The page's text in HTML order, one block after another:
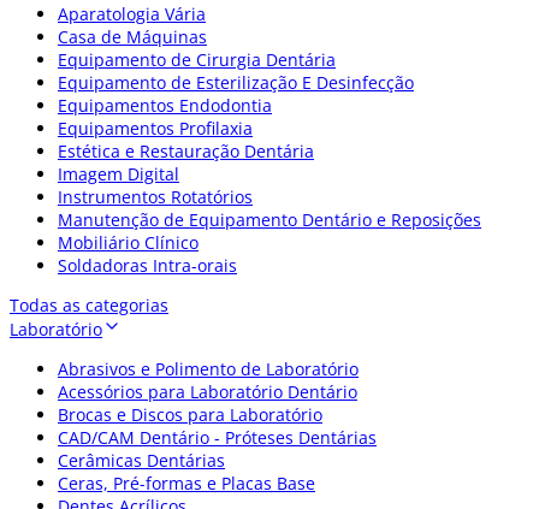
Aparatologia Vária
Casa de Máquinas
Equipamento de Cirurgia Dentária
Equipamento de Esterilização E Desinfecção
Equipamentos Endodontia
Equipamentos Profilaxia
Estética e Restauração Dentária
Imagem Digital
Instrumentos Rotatórios
Manutenção de Equipamento Dentário e Reposições
Mobiliário Clínico
Soldadoras Intra-orais
Todas as categorias
Laboratório
Abrasivos e Polimento de Laboratório
Acessórios para Laboratório Dentário
Brocas e Discos para Laboratório
CAD/CAM Dentário - Próteses Dentárias
Cerâmicas Dentárias
Ceras, Pré-formas e Placas Base